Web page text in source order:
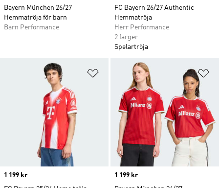
Bayern München 26/27
Hemmatröja för barn
Barn Performance
FC Bayern 26/27 Authentic
Hemmatröja
Herr Performance
2 färger
Spelartröja
Lägg till på önskelistan
Price
1 199 kr
Price
1 199 kr